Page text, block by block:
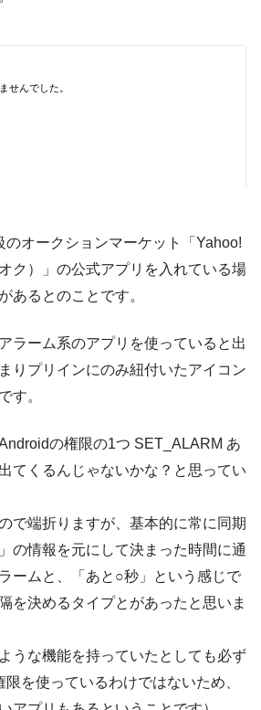
のオークションマーケット「Yahoo!
ク）」の公式アプリを入れている場
あるとのことです。
ラーム系のアプリを使っていると出
りプリインにのみ紐付いたアイコン
す。
の権限の1つ SET_ALARM あ
てくるんじゃないかな？と思ってい
で端折りますが、基本的に常に同期
の情報を元にして決まった時間に通
ームと、「あと○秒」という感じで
を決めるタイプとがあったと思いま
うな機能を持っていたとしても必ず
を使っているわけではないため、